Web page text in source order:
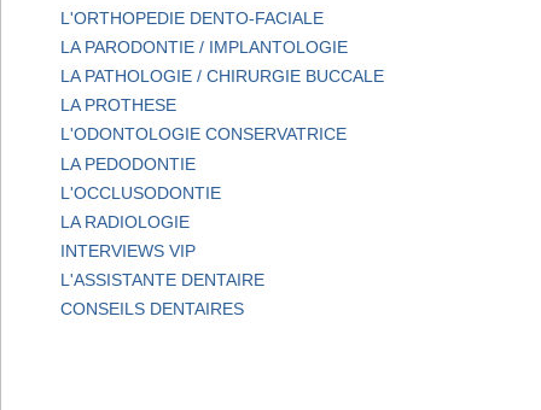
L'ORTHOPEDIE DENTO-FACIALE
LA PARODONTIE / IMPLANTOLOGIE
LA PATHOLOGIE / CHIRURGIE BUCCALE
LA PROTHESE
L'ODONTOLOGIE CONSERVATRICE
LA PEDODONTIE
L'OCCLUSODONTIE
LA RADIOLOGIE
INTERVIEWS VIP
L'ASSISTANTE DENTAIRE
CONSEILS DENTAIRES